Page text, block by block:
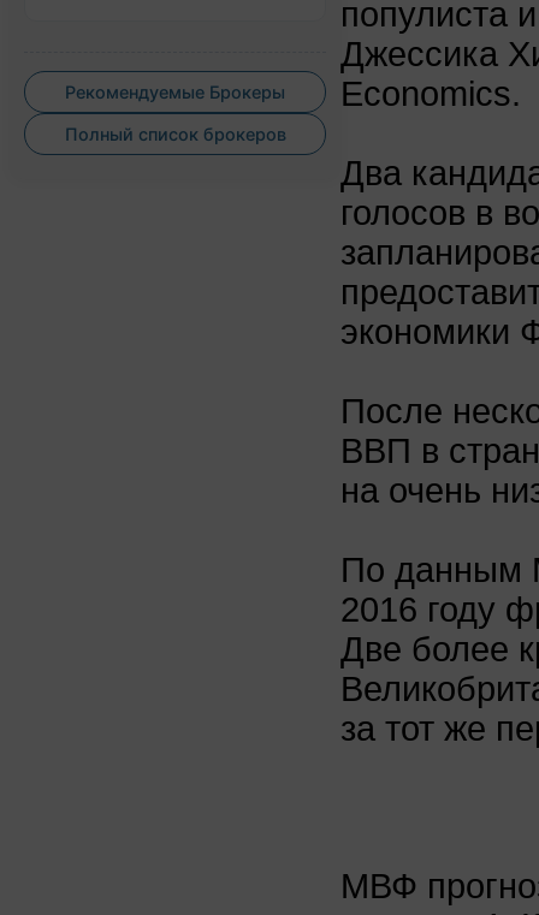
Рекомендуемые Брокеры
Полный список брокеров
популиста
Джессика
Economics.
Два
голосов в
экономики
После
ВВП в
на очень
По данным
2016 году
Две более
за тот же
МВФ